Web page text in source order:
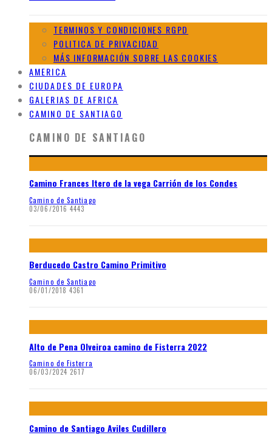
TERMINOS Y CONDICIONES RGPD
POLITICA DE PRIVACIDAD
MÁS INFORMACIÓN SOBRE LAS COOKIES
AMERICA
CIUDADES DE EUROPA
GALERIAS DE AFRICA
CAMINO DE SANTIAGO
CAMINO DE SANTIAGO
Camino Frances Itero de la vega Carrión de los Condes
Camino de Santiago
03/06/2016 4443
Berducedo Castro Camino Primitivo
Camino de Santiago
06/01/2018 4361
Alto de Pena Olveiroa camino de Fisterra 2022
Camino de Fisterra
06/03/2024 2617
Camino de Santiago Aviles Cudillero